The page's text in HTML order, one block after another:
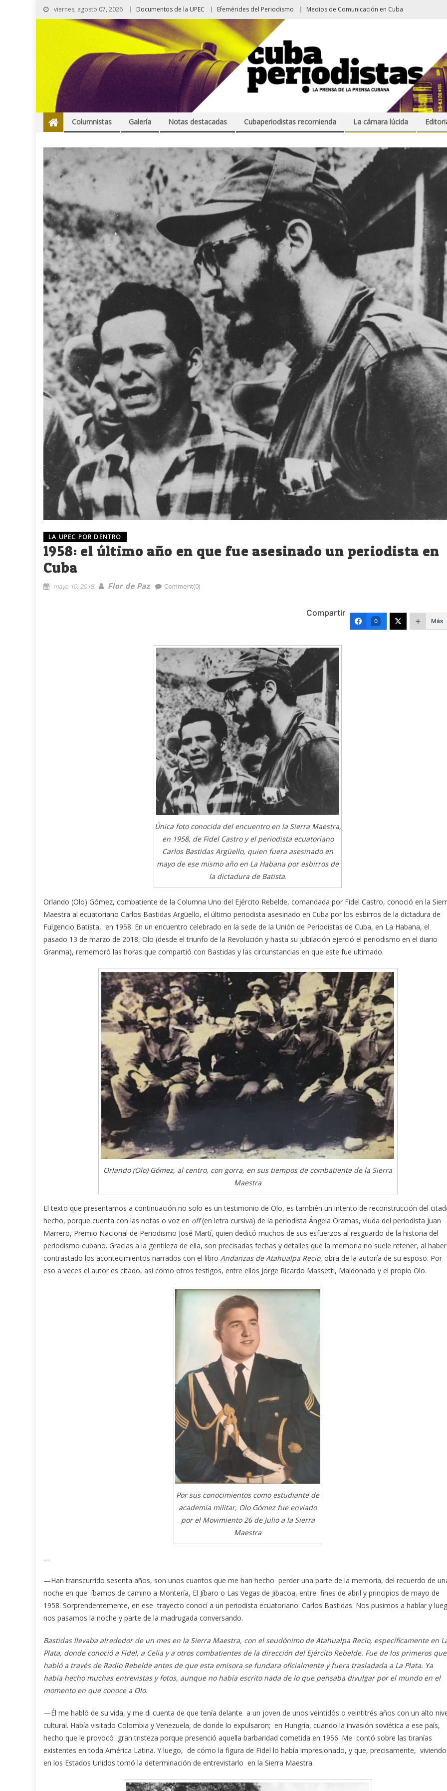
viernes, agosto 07, 2026 Documentos de la UPEC Efemérides del Periodismo Medios de Comunicación en Cuba
Columnistas Galería Notas destacadas Cubaperiodistas recomienda La cámara lúcida
LA UPEC POR DENTRO
1958: el último año en que fue asesinado un periodista en
Cuba
mayo 10, 2018 Flor de Paz Comment(0)
Compartir
0 Más
Única foto conocida del encuentro en la Sierra Maestra,
en 1958, de Fidel Castro y el periodista ecuatoriano
Carlos Bastidas Argüello, quien fuera asesinado en
mayo de ese mismo año en La Habana por esbirros de
la dictadura de Batista.
Orlando (Olo) Gómez, combatiente de la Columna Uno del Ejército Rebelde, comandada por Fidel Castro, conoció en la
Maestra al ecuatoriano Carlos Bastidas Argüello, el último periodista asesinado en Cuba por los esbirros de la dictadura de
Fulgencio Batista, en 1958. En un encuentro celebrado en la sede de la Unión de Periodistas de Cuba, en La Habana, el
pasado 13 de marzo de 2018, Olo (desde el triunfo de la Revolución y hasta su jubilación ejerció el periodismo en el diario
Granma), rememoró las horas que compartió con Bastidas y las circunstancias en que este fue ultimado.
Orlando (Olo) Gómez, al centro, con gorra, en sus tiempos de combatiente de la Sierra
Maestra
El texto que presentamos a continuación no solo es un testimonio de Olo, es también un intento de reconstrucción del
hecho, porque cuenta con las notas o voz en off(en letra cursiva) de la periodista Ángela Oramas, viuda del periodista Juan
Marrero, Premio Nacional de Periodismo José Martí, quien dedicó muchos de sus esfuerzos al resguardo de la historia del
periodismo cubano. Gracias a la gentileza de ella, son precisadas fechas y detalles que la memoria no suele retener, al haber
contrastado los acontecimientos narrados con el libro Andanzas de Atahualpa Recio, obra de la autoría de su esposo. Por
eso a veces el autor es citado, así como otros testigos, entre ellos Jorge Ricardo Massetti, Maldonado y el propio Olo.
Por sus conocimientos como estudiante de
academia militar, Olo Gómez fue enviado
por el Movimiento 26 de Julio a la Sierra
Maestra
…
—Han transcurrido sesenta años, son unos cuantos que me han hecho perder una parte de la memoria, del recuerdo de
noche en que íbamos de camino a Montería, El Jíbaro o Las Vegas de Jibacoa, entre fines de abril y principios de mayo de
1958. Sorprendentemente, en ese trayecto conocí a un periodista ecuatoriano: Carlos Bastidas. Nos pusimos a hablar y
nos pasamos la noche y parte de la madrugada conversando.
Bastidas llevaba alrededor de un mes en la Sierra Maestra, con el seudónimo de Atahualpa Recio, específicamente en
Plata, donde conoció a Fidel, a Celia y a otros combatientes de la dirección del Ejército Rebelde. Fue de los primeros que
habló a través de Radio Rebelde antes de que esta emisora se fundara oficialmente y fuera trasladada a La Plata. Ya
había hecho muchas entrevistas y fotos, aunque no había escrito nada de lo que pensaba divulgar por el mundo en el
momento en que conoce a Olo.
—Él me habló de su vida, y me di cuenta de que tenía delante a un joven de unos veintidós o veintitrés años con un alto
cultural. Había visitado Colombia y Venezuela, de donde lo expulsaron; en Hungría, cuando la invasión soviética a ese país,
hecho que le provocó gran tristeza porque presenció aquella barbaridad cometida en 1956. Me contó sobre las tiranías
existentes en toda América Latina. Y luego, de cómo la figura de Fidel lo había impresionado, y que, precisamente, viviendo
en los Estados Unidos tomó la determinación de entrevistarlo en la Sierra Maestra.